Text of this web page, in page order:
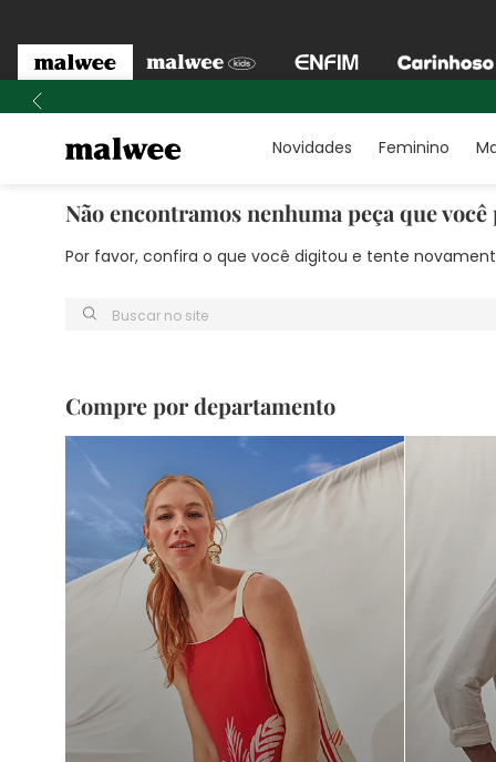
Novidades Feminino
Não encontramos nenhuma peça que
Por favor, confira o que você digitou e tente
Buscar no site
Compre por departamento